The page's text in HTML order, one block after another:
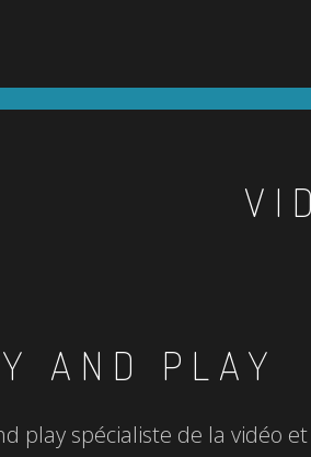
AND PLAY
play spécialiste de la vidéo